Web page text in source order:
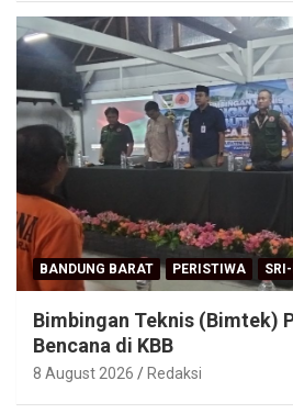
BANDUNG BARAT PERISTIWA
Bimbingan Teknis (Bimtek)
Bencana di KBB
8 August 2026 Redaksi